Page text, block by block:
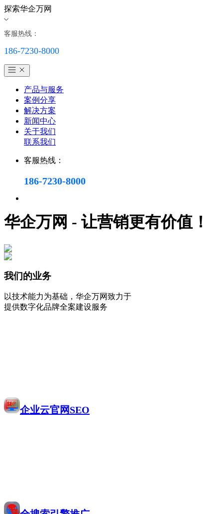
探索华企万网
客服热线：
186-7230-8000
产品与服务
案例分享
解决方案
新闻中心
关于我们
联系我们
客服热线：
186-7230-8000
华企万网 - 让营销更有价值！
我们的业务
以技术能力为基础，华企万网致力于
提供数字化品牌全案建设服务
企业云官网SEO